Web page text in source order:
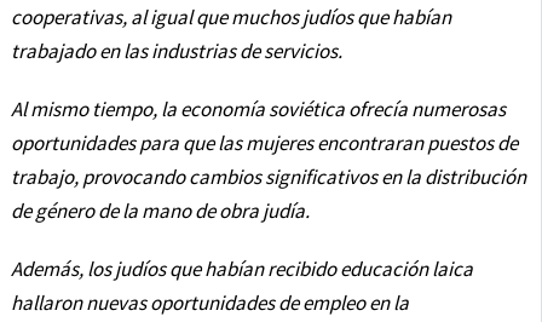
cooperativas, al igual que muchos judíos que habían
trabajado en las industrias de servicios.
Al mismo tiempo, la economía soviética ofrecía numerosas
oportunidades para que las mujeres encontraran puestos de
trabajo, provocando cambios significativos en la distribución
de género de la mano de obra judía.
Además, los judíos que habían recibido educación laica
hallaron nuevas oportunidades de empleo en la